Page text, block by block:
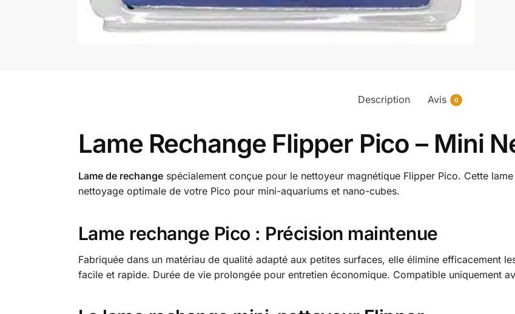
Description Avis 0
Lame Rechange Flipper Pico – Mini
Lame de rechangespécialement conçue pour le nettoyeur magnétique Flipper Pico. Cette
nettoyage optimale de votre Pico pour mini-aquariums et nano-cubes.
Lame rechange Pico : Précision maintenue
Fabriquée dans un matériau de qualité adapté aux petites surfaces, elle élimine efficacement
facile et rapide. Durée de vie prolongée pour entretien économique. Compatible uniquement